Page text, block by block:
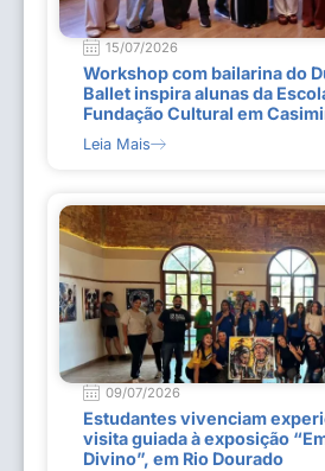
15/07/2026
Workshop com bailarina do
Ballet inspira alunas da
Fundação Cultural em
Leia Mais
09/07/2026
Estudantes vivenciam
visita guiada à exposição
Divino”, em Rio Dourado